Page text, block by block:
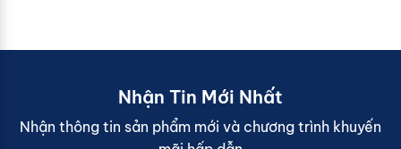
Nhận Tin Mới Nhất
Nhận thông tin sản phẩm mới và chương trình khuyến